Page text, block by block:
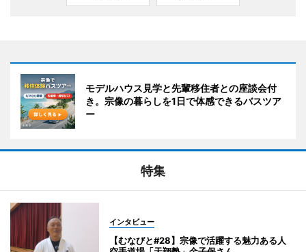
モデルハウス見学と先輩移住者との座談会付
き。宗像の暮らしを1日で体感できるバスツア
ー
特集
インタビュー
【むなびと#28】宗像で活躍する魅力ある人